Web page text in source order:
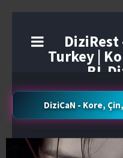
DiziRest
Turkey |
BL
DiziCaN - Kore,